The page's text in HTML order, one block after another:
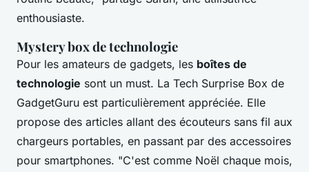
enthousiaste.
Mystery box de technologie
Pour les amateurs de gadgets, les boîtes de
technologie sont un must. La Tech Surprise Box de
GadgetGuru est particulièrement appréciée. Elle
propose des articles allant des écouteurs sans fil aux
chargeurs portables, en passant par des accessoires
pour smartphones. "C'est comme Noël chaque mois,